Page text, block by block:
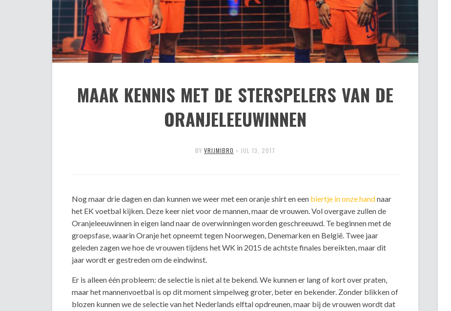
MAAK KENNIS MET DE STERSPELERS VAN DE
ORANJELEEUWINNEN
BY VRIJMIBRO • JUL 13, 2017
Nog maar drie dagen en dan kunnen we weer met een oranje shirt en een biertje in onze handnaar
het EK voetbal kijken. Deze keer niet voor de mannen, maar de vrouwen. Vol overgave zullen de
Oranjeleeuwinnen in eigen land naar de overwinningen worden geschreeuwd. Te beginnen met de
groepsfase, waarin Oranje het opneemt tegen Noorwegen, Denemarken en België. Twee jaar
geleden zagen we hoe de vrouwen tijdens het WK in 2015 de achtste finales bereikten, maar dit
jaar wordt er gestreden om de eindwinst.
Er is alleen één probleem: de selectie is niet al te bekend. We kunnen er lang of kort over praten,
maar het mannenvoetbal is op dit moment simpelweg groter, beter en bekender. Zonder blikken of
blozen kunnen we de selectie van het Nederlands elftal opdreunen, maar bij de vrouwen wordt dat